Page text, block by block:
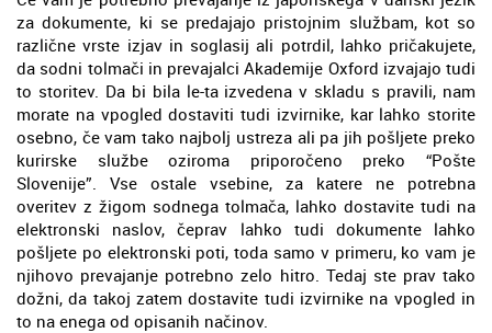
za dokumente, ki se predajajo pristojnim službam, kot so
različne vrste izjav in soglasij ali potrdil, lahko pričakujete,
da sodni tolmači in prevajalci Akademije Oxford izvajajo tudi
to storitev. Da bi bila le-ta izvedena v skladu s pravili, nam
morate na vpogled dostaviti tudi izvirnike, kar lahko storite
osebno, če vam tako najbolj ustreza ali pa jih pošljete preko
kurirske službe oziroma priporočeno preko “Pošte
Slovenije”. Vse ostale vsebine, za katere ne potrebna
overitev z žigom sodnega tolmača, lahko dostavite tudi na
elektronski naslov, čeprav lahko tudi dokumente lahko
pošljete po elektronski poti, toda samo v primeru, ko vam je
njihovo prevajanje potrebno zelo hitro. Tedaj ste prav tako
dožni, da takoj zatem dostavite tudi izvirnike na vpogled in
to na enega od opisanih načinov.